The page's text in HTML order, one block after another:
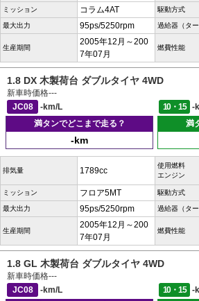
ミッション コラム4AT 駆動方式
最大出力 95ps/5250rpm 過給器（ター
生産期間
2005年12月～200
7年07月
燃費性能
1.8 DX 木製荷台 ダブルタイヤ 4WD
新車時価格---
JC08
-km/L 10・15
-
満タンでどこまで走る？
-km
満
排気量 1789cc
使用燃料
エンジン
ミッション フロア5MT 駆動方式
最大出力 95ps/5250rpm 過給器（ター
生産期間
2005年12月～200
7年07月
燃費性能
1.8 GL 木製荷台 ダブルタイヤ 4WD
新車時価格---
JC08
-km/L 10・15
-